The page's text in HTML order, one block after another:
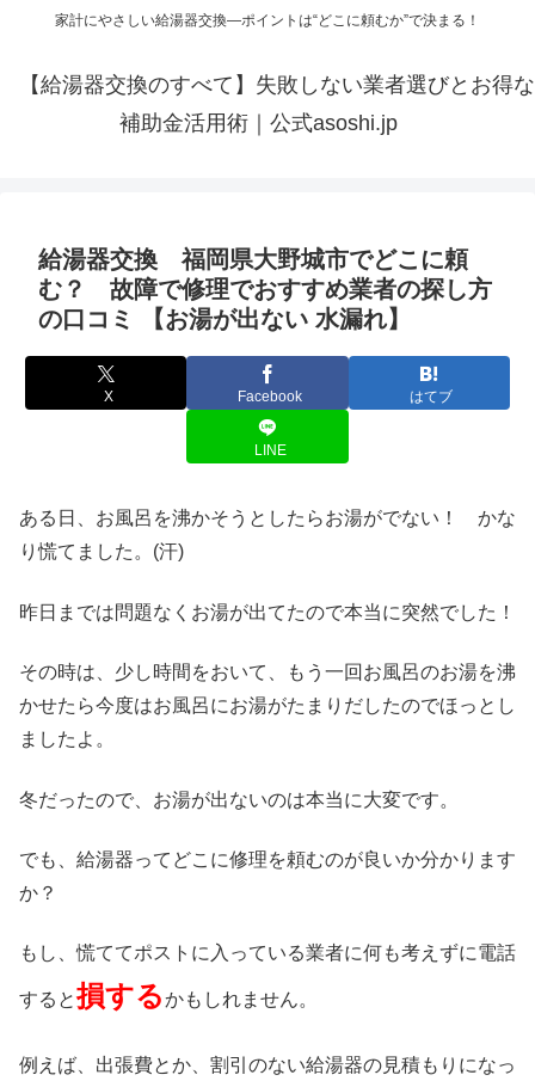
家計にやさしい給湯器交換—ポイントは“どこに頼むか”で決まる！
【給湯器交換のすべて】失敗しない業者選びとお得な
補助金活用術｜公式asoshi.jp
給湯器交換 福岡県大野城市でどこに頼
む？ 故障で修理でおすすめ業者の探し方
の口コミ 【お湯が出ない 水漏れ】
X Facebook はてブ
LINE
ある日、お風呂を沸かそうとしたらお湯がでない！ かな
り慌てました。(汗)
昨日までは問題なくお湯が出てたので本当に突然でした！
その時は、少し時間をおいて、もう一回お風呂のお湯を沸
かせたら今度はお風呂にお湯がたまりだしたのでほっとし
ましたよ。
冬だったので、お湯が出ないのは本当に大変です。
でも、給湯器ってどこに修理を頼むのが良いか分かります
か？
もし、慌ててポストに入っている業者に何も考えずに電話
すると損するかもしれません。
例えば、出張費とか、割引のない給湯器の見積もりになっ